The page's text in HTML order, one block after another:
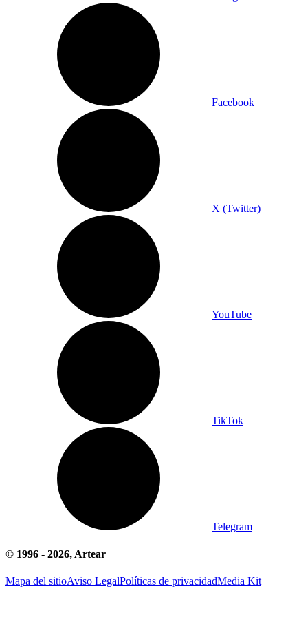
Facebook
X (Twitter)
YouTube
TikTok
Telegram
© 1996 - 2026, Artear
Mapa del sitioAviso LegalPolíticas de privacidadMedia Kit